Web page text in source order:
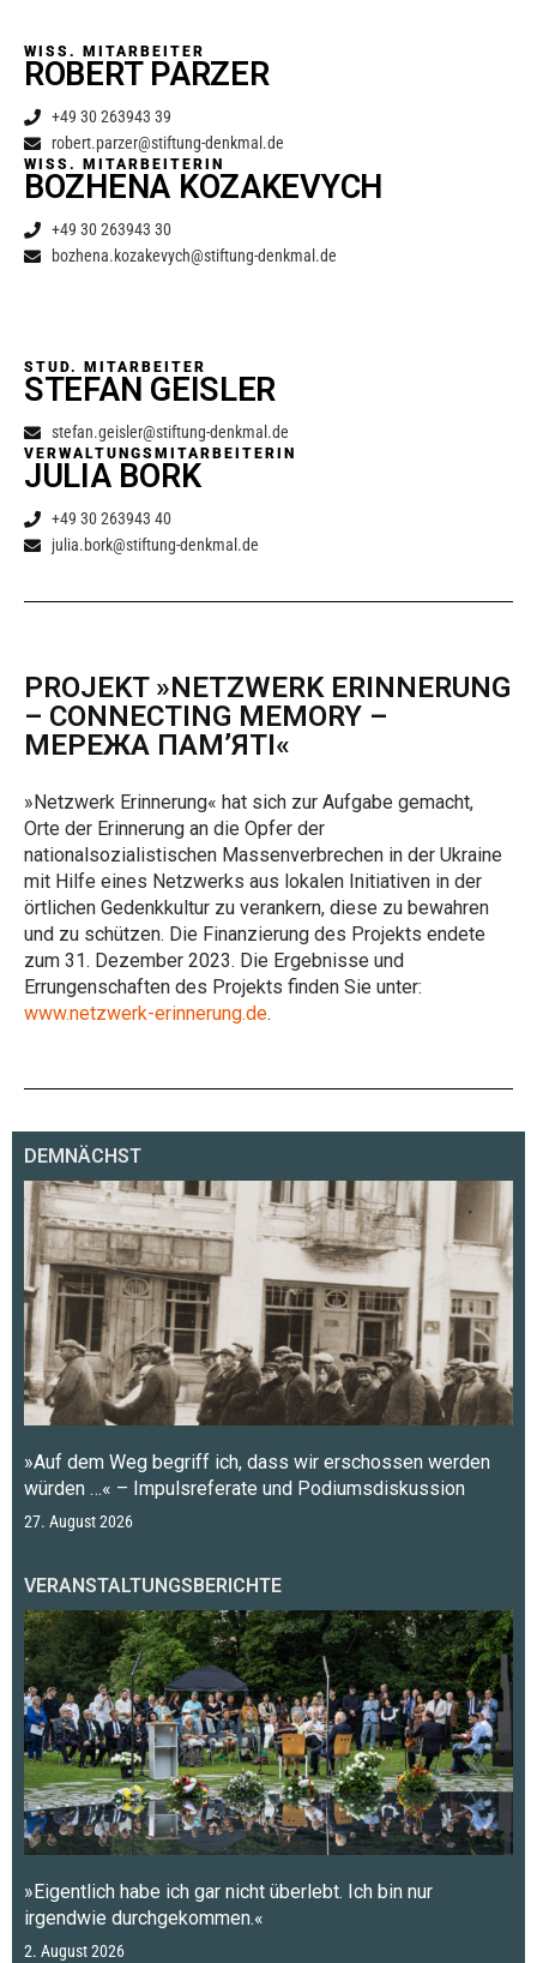
WISS. MITARBEITER
ROBERT PARZER
+49 30 263943 39
robert.parzer@stiftung-denkmal.de
WISS. MITARBEITERIN
BOZHENA KOZAKEVYCH
+49 30 263943 30
bozhena.kozakevych@stiftung-denkmal.de
STUD. MITARBEITER
STEFAN GEISLER
stefan.geisler@stiftung-denkmal.de
VERWALTUNGSMITARBEITERIN
JULIA BORK
+49 30 263943 40
julia.bork@stiftung-denkmal.de
PROJEKT »NETZWERK ERINNERUNG
– CONNECTING MEMORY –
МЕРЕЖА ПАМ’ЯТІ«
»Netzwerk Erinnerung« hat sich zur Aufgabe gemacht,
Orte der Erinnerung an die Opfer der
nationalsozialistischen Massenverbrechen in der Ukraine
mit Hilfe eines Netzwerks aus lokalen Initiativen in der
örtlichen Gedenkkultur zu verankern, diese zu bewahren
und zu schützen. Die Finanzierung des Projekts endete
zum 31. Dezember 2023. Die Ergebnisse und
Errungenschaften des Projekts finden Sie unter:
www.netzwerk-erinnerung.de.
DEMNÄCHST
»Auf dem Weg begriff ich, dass wir erschossen werden
würden …« – Impulsreferate und Podiumsdiskussion
27. August 2026
VERANSTALTUNGSBERICHTE
»Eigentlich habe ich gar nicht überlebt. Ich bin nur
irgendwie durchgekommen.«
2. August 2026